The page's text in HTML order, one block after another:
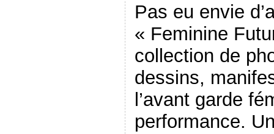
Pas eu envie
« Feminine
collection de
dessins,
l’avant garde
performance.